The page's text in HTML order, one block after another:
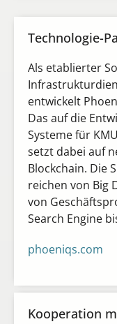
Technologie-
Als etablierter
entwickelt
Das auf die
Systeme für
setzt dabei auf
Blockchain. Die
reichen von Big
von
Search Engine
phoeniqs.com
Kooperation